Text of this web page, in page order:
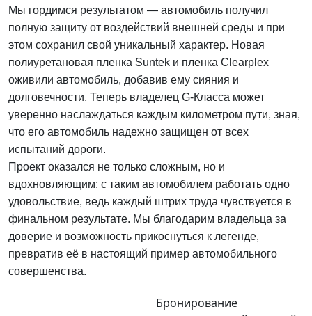
Мы гордимся результатом — автомобиль получил
полную защиту от воздействий внешней среды и при
этом сохранил свой уникальный характер. Новая
полиуретановая пленка Suntek и пленка Clearplex
оживили автомобиль, добавив ему сияния и
долговечности. Теперь владелец G-Класса может
уверенно наслаждаться каждым километром пути, зная,
что его автомобиль надежно защищен от всех
испытаний дороги.
Проект оказался не только сложным, но и
вдохновляющим: с таким автомобилем работать одно
удовольствие, ведь каждый штрих труда чувствуется в
финальном результате. Мы благодарим владельца за
доверие и возможность прикоснуться к легенде,
превратив её в настоящий пример автомобильного
совершенства.
Бронирование